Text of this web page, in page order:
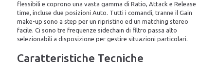
flessibili e coprono una vasta gamma di Ratio, Attack e Release
time, incluse due posizioni Auto. Tutti i comandi, tranne il Gain
make-up sono a step per un ripristino ed un matching stereo
facile. Ci sono tre frequenze sidechain di filtro passa alto
selezionabili a disposizione per gestire situazioni particolari.
Caratteristiche Tecniche